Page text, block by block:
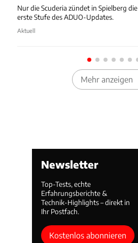
Nur die Scuderia zündet in Spielberg die
erste Stufe des ADUO-Updates.
Aktuell
Mehr anzeigen
Newsletter
Top-Tests, echte
Erfahrungsberichte &
Technik-Highlights – direkt in
Ihr Postfach.
Kostenlos abonnieren